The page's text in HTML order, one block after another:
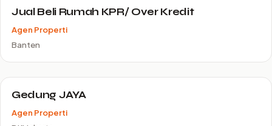
Jual Beli Rumah KPR/ Over Kredit
Agen Properti
Banten
Gedung JAYA
Agen Properti